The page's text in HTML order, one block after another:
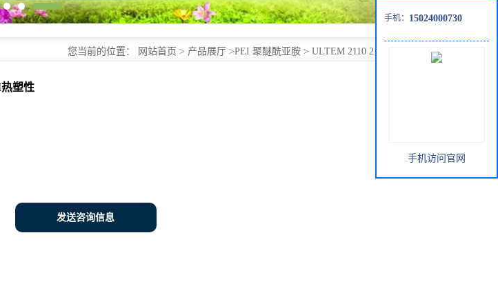
您当前的位置： 网站首页 > 产品展厅 >PEI 聚醚酰亚胺 > ULTEM 2110 2110R PEI热塑性
塑性
发送咨询信息
手机： 15024000730
手机访问官网